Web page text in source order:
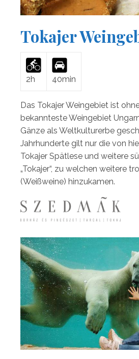
Tokajer
2h 40min
Das Tokajer Weingebiet ist
bekannteste Weingebiet
Gänze als Weltkulturerbe
Jahrhunderte gilt nur die von
Tokajer Spätlese und weitere
„Tokajer“, zu welchen weitere
(Weißweine) hinzukamen.